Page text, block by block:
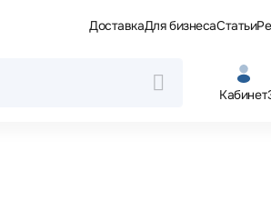
ДоставкаДля бизнесаСтатьи
Кабинет